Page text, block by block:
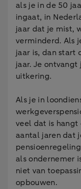
als je in de 50
ingaat, in
jaar dat je mist,
verminderd. Als
jaar is, dan start
jaar. Je
uitkering.
Als je in
veel dat is hangt
aantal jaren dat
als ondernemer
niet van
opbouwen.